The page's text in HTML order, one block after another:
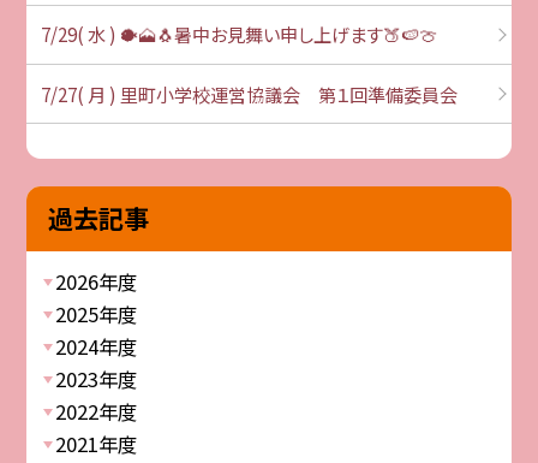
7/29( 水 ) 🐡🗻🐧暑中お見舞い申し上げます🍑🍉🍈
7/27( 月 ) 里町小学校運営協議会 第１回準備委員会
過去記事
2026年度
2025年度
2024年度
2023年度
2022年度
2021年度